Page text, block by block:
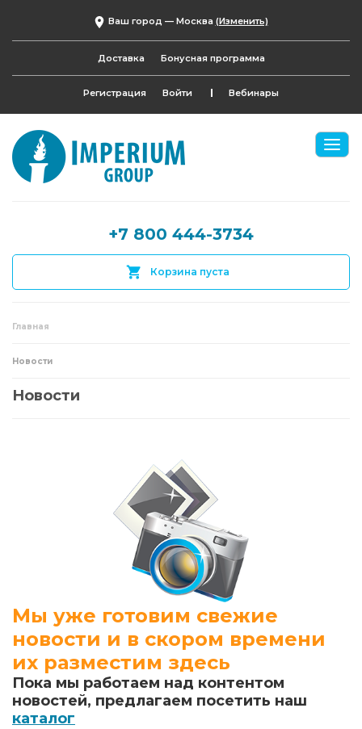
Ваш город — Москва (Изменить)
Доставка Бонусная программа
Регистрация Войти Вебинары
+7 800 444-3734
Корзина пуста
Главная
Новости
Новости
Мы уже готовим свежие
новости и в скором времени
их разместим здесь
Пока мы работаем над контентом
новостей, предлагаем посетить наш
каталог